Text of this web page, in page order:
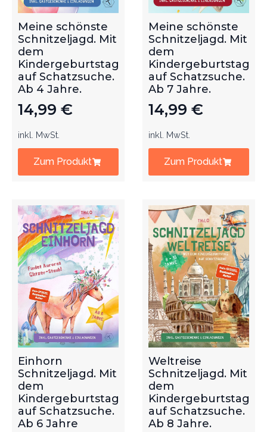
Meine schönste
Schnitzeljagd. Mit
dem
Kindergeburtstag
auf Schatzsuche.
Ab 4 Jahre.
14,99 €
inkl. MwSt.
Zum Produkt
Meine schönste
Schnitzeljagd. Mit
dem
Kindergeburtstag
auf Schatzsuche.
Ab 7 Jahre.
14,99 €
inkl. MwSt.
Zum Produkt
Einhorn
Schnitzeljagd. Mit
dem
Kindergeburtstag
auf Schatzsuche.
Ab 6 Jahre
Weltreise
Schnitzeljagd. Mit
dem
Kindergeburtstag
auf Schatzsuche.
Ab 8 Jahre.